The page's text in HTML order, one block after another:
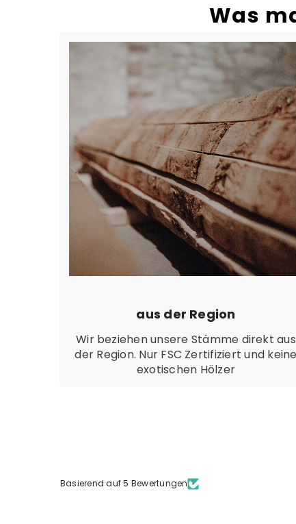
Was
aus der Region
Wir beziehen unsere Stämme direkt aus
der Region. Nur FSC Zertifiziert und keine
exotischen Hölzer
Basierend auf 5 Bewertungen